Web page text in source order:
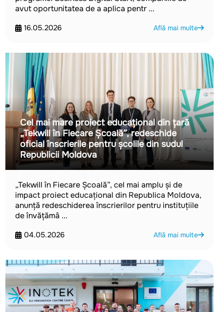
avut oportunitatea de a aplica pentr ...
16.05.2026 Află mai multe
Cel mai mare proiect educațional din țară
„Tekwill în Fiecare Școală”, redeschide
oficial înscrierile pentru școlile din sudul
Republicii Moldova
„Tekwill în Fiecare Școală”, cel mai amplu și de
impact proiect educațional din Republica Moldova,
anunță redeschiderea înscrierilor pentru instituțiile
de învățămâ ...
04.05.2026 Află mai multe